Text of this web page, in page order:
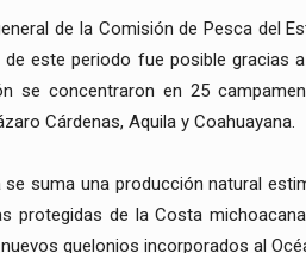
de la Comisión de Pesca del
de este periodo fue posible gracias
se concentraron en 25
Cárdenas, Aquila y Coahuayana.
suma una producción natural
protegidas de la Costa
quelonios incorporados al